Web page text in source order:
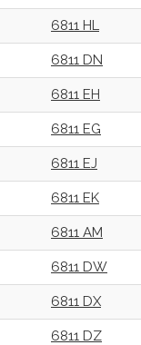
6811 HL
6811 DN
6811 EH
6811 EG
6811 EJ
6811 EK
6811 AM
6811 DW
6811 DX
6811 DZ